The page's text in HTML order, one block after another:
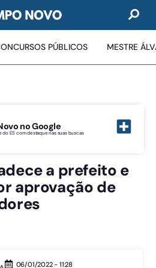
PÚBLICOS MESTRE
no Google
do ES com destaque nas suas buscas
a prefeito e
aprovação de
06/01/2022 - 11:28